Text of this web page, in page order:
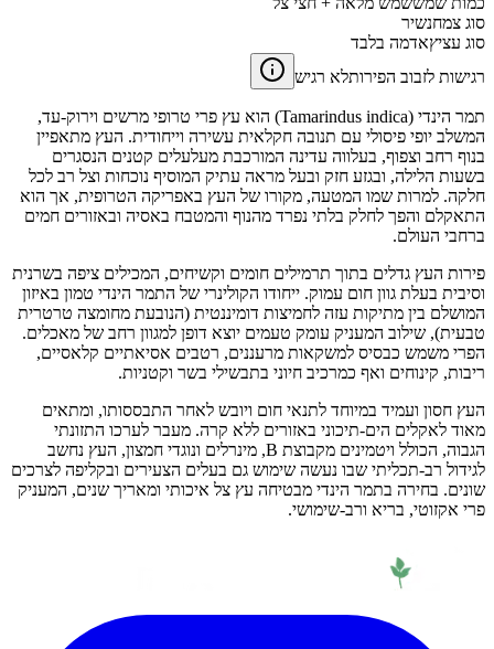
סוג צמחנשיר
סוג עציץאדמה בלבד
רגישות לזבוב הפירותלא רגיש
תמר הינדי (Tamarindus indica) הוא עץ פרי טרופי מרשים וירוק-עד,
המשלב יופי פיסולי עם תנובה חקלאית עשירה וייחודית. העץ מתאפיין
בנוף רחב וצפוף, בעלווה עדינה המורכבת מעלעלים קטנים הנסגרים
בשעות הלילה, ובגזע חזק ובעל מראה עתיק המוסיף נוכחות וצל רב לכל
חלקה. למרות שמו המטעה, מקורו של העץ באפריקה הטרופית, אך הוא
התאקלם והפך לחלק בלתי נפרד מהנוף והמטבח באסיה ובאזורים חמים
ברחבי העולם.
פירות העץ גדלים בתוך תרמילים חומים וקשיחים, המכילים ציפה בשרנית
וסיבית בעלת גוון חום עמוק. ייחודו הקולינרי של התמר הינדי טמון באיזון
המושלם בין מתיקות עזה לחמיצות דומיננטית (הנובעת מחומצה טרטרית
טבעית), שילוב המעניק עומק טעמים יוצא דופן למגוון רחב של מאכלים.
הפרי משמש כבסיס למשקאות מרעננים, רטבים אסיאתיים קלאסיים,
ריבות, קינוחים ואף כמרכיב חיוני בתבשילי בשר וקטניות.
העץ חסון ועמיד במיוחד לתנאי חום ויובש לאחר התבססותו, ומתאים
מאוד לאקלים הים-תיכוני באזורים ללא קרה. מעבר לערכו התזונתי
הגבוה, הכולל ויטמינים מקבוצת B, מינרלים ונוגדי חמצון, העץ נחשב
לגידול רב-תכליתי שבו נעשה שימוש גם בעלים הצעירים ובקליפה לצרכים
שונים. בחירה בתמר הינדי מבטיחה עץ צל איכותי ומאריך שנים, המעניק
פרי אקזוטי, בריא ורב-שימושי.